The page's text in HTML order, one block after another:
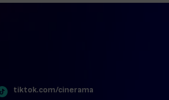
tiktok.com/cinerama